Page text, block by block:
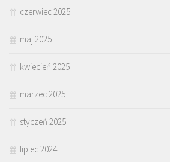
czerwiec 2025
maj 2025
kwiecień 2025
marzec 2025
styczeń 2025
lipiec 2024